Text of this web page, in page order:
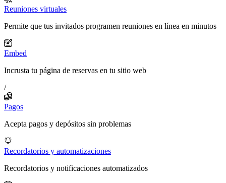
Reuniones virtuales
Permite que tus invitados programen reuniones en línea en minutos
Embed
Incrusta tu página de reservas en tu sitio web
/
Pagos
Acepta pagos y depósitos sin problemas
Recordatorios y automatizaciones
Recordatorios y notificaciones automatizados